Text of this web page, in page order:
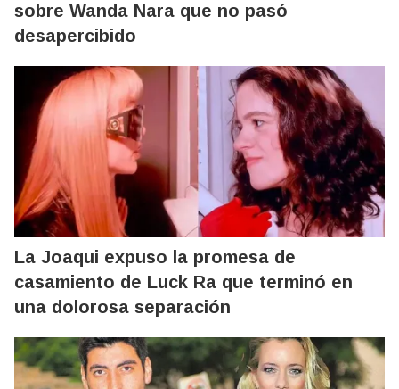
sobre Wanda Nara que no pasó
desapercibido
La Joaqui expuso la promesa de
casamiento de Luck Ra que terminó en
una dolorosa separación